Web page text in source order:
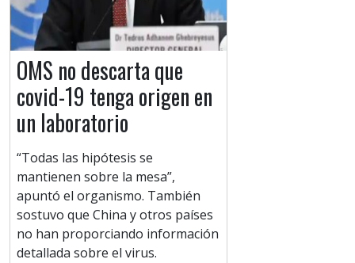
OMS no descarta que
covid-19 tenga origen en
un laboratorio
“Todas las hipótesis se
mantienen sobre la mesa”,
apuntó el organismo. También
sostuvo que China y otros países
no han proporciando información
detallada sobre el virus.